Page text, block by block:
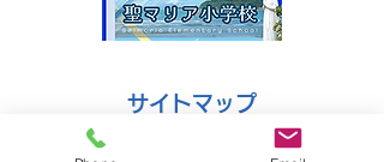
サイトマップ
●園について